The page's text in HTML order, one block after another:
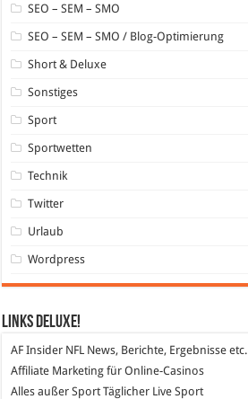
SEO – SEM – SMO
SEO – SEM – SMO / Blog-Optimierung
Short & Deluxe
Sonstiges
Sport
Sportwetten
Technik
Twitter
Urlaub
Wordpress
Links DeLuXe!
AF Insider NFL News, Berichte, Ergebnisse etc.
Affiliate Marketing für Online-Casinos
Alles außer SportTäglicher Live Sport